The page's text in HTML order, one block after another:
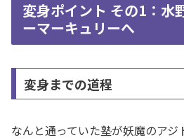
変身ポイント その1：水
ーマーキュリーへ
変身までの道程
なんと通っていた塾が妖魔のアジ